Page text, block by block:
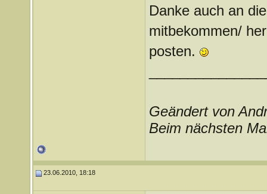
Danke auch an
mitbekommen/
posten.
Geändert von
Beim nächsten
23.06.2010, 18:18